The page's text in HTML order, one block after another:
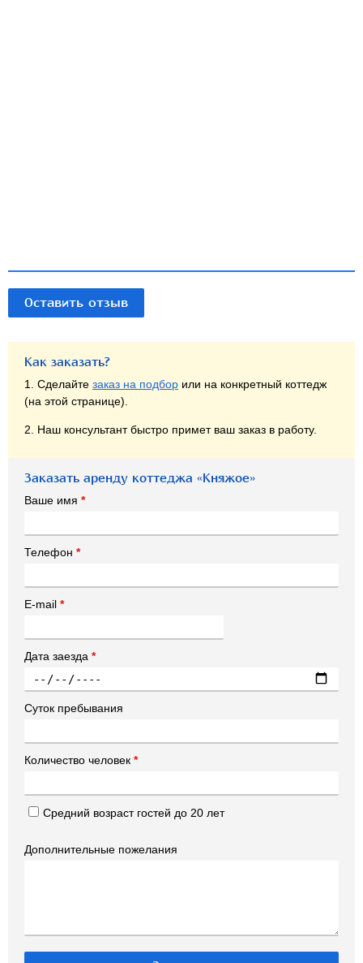
Оставить отзыв
Как заказать?
1. Сделайте заказ на подбор или на конкретный коттедж
(на этой странице).
2. Наш консультант быстро примет ваш заказ в работу.
Заказать аренду коттеджа «Княжое»
Ваше имя *
Телефон *
E-mail *
Дата заезда *
Суток пребывания
Количество человек *
Средний возраст гостей до 20 лет
Дополнительные пожелания